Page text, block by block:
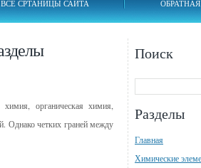
ВСЕ СРТАНИЦЫ САЙТА ОБРАТНАЯ
органическая химия,
Однако четких граней между
Поиск
Разделы
Главная
Химические